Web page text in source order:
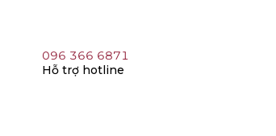
096 366 6871
Hỗ trợ hotline